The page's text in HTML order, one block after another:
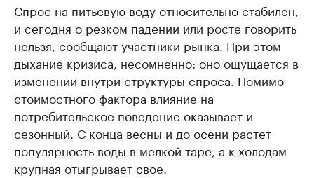
Спрос на питьевую воду относительно стабилен,
и сегодня о резком падении или росте говорить
нельзя, сообщают участники рынка. При этом
дыхание кризиса, несомненно: оно ощущается в
изменении внутри структуры спроса. Помимо
стоимостного фактора влияние на
потребительское поведение оказывает и
сезонный. С конца весны и до осени растет
популярность воды в мелкой таре, а к холодам
крупная отыгрывает свое.